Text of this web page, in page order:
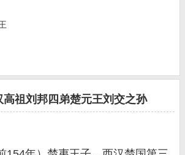
祖刘邦四弟楚元王刘交之孙